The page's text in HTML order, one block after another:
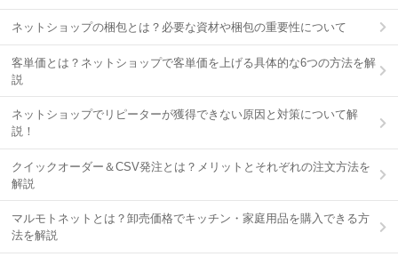
ネットショップの梱包とは？必要な資材や梱包の重要性について
客単価とは？ネットショップで客単価を上げる具体的な6つの方法を解
説
ネットショップでリピーターが獲得できない原因と対策について解
説！
クイックオーダー＆CSV発注とは？メリットとそれぞれの注文方法を
解説
マルモトネットとは？卸売価格でキッチン・家庭用品を購入できる方
法を解説